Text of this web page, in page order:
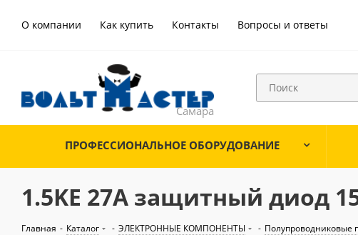
О компании Как купить Контакты Вопросы и ответы
ПРОФЕССИОНАЛЬНОЕ ОБОРУДОВАНИЕ
1.5KE 27A защитный диод
Главная - Каталог - ЭЛЕКТРОННЫЕ КОМПОНЕНТЫ - Полупроводниковые